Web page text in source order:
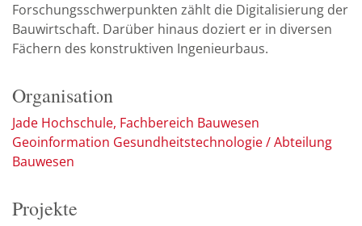
Forschungsschwerpunkten zählt die Digitalisierung der
Bauwirtschaft. Darüber hinaus doziert er in diversen
Fächern des konstruktiven Ingenieurbaus.
Organisation
Jade Hochschule, Fachbereich Bauwesen
Geoinformation Gesundheitstechnologie / Abteilung
Bauwesen
Projekte